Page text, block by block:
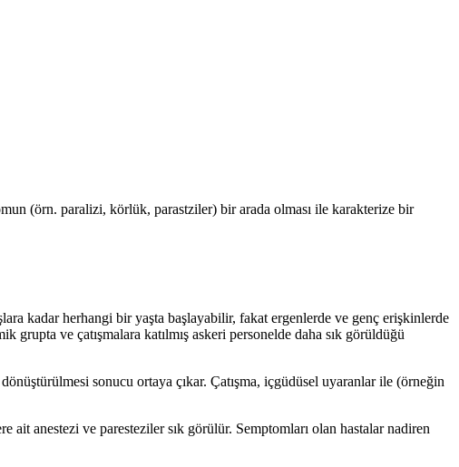
(örn. paralizi, körlük, parastziler) bir arada olması ile karakterize bir
kadar herhangi bir yaşta başlayabilir, fakat ergenlerde ve genç erişkinlerde
ve çatışmalara katılmış askeri personelde daha sık görüldüğü
sonucu ortaya çıkar. Çatışma, içgüdüsel uyaranlar ile (örneğin
anestezi ve paresteziler sık görülür. Semptomları olan hastalar nadiren